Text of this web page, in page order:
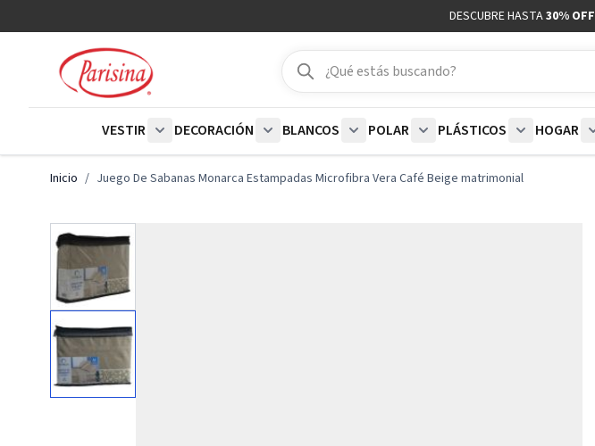
DESCUBRE HASTA30% OFF
Buscar
Buscar
VESTIR
DECORACIÓN
BLANCOS
POLAR
PLÁSTICOS
HOGAR
Inicio / Juego De Sabanas Monarca Estampadas Microfibra Vera Café Beige matrimonial